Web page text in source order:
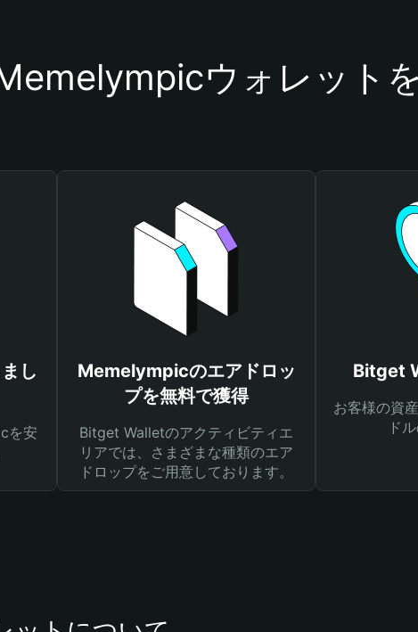
ウォレット
し
を安
Memelympicのエアドロッ
プを無料で獲得
Bitget Walletのアクティビティエ
リアでは、さまざまな種類のエア
ドロップをご用意しております。
Bitget
お客様の資
ド